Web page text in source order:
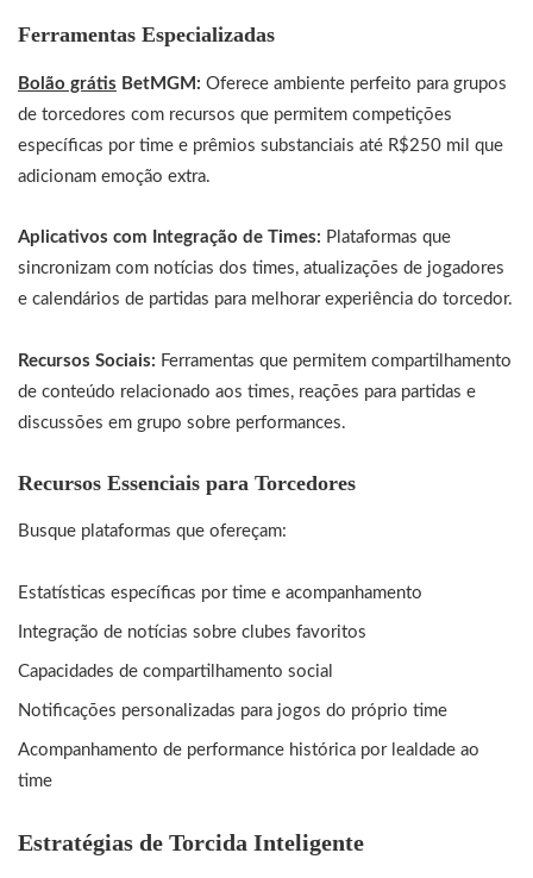
Ferramentas Especializadas
Bolão grátis BetMGM: Oferece ambiente perfeito para grupos
de torcedores com recursos que permitem competições
específicas por time e prêmios substanciais até R$250 mil que
adicionam emoção extra.
Aplicativos com Integração de Times: Plataformas que
sincronizam com notícias dos times, atualizações de jogadores
e calendários de partidas para melhorar experiência do torcedor.
Recursos Sociais: Ferramentas que permitem compartilhamento
de conteúdo relacionado aos times, reações para partidas e
discussões em grupo sobre performances.
Recursos Essenciais para Torcedores
Busque plataformas que ofereçam:
Estatísticas específicas por time e acompanhamento
Integração de notícias sobre clubes favoritos
Capacidades de compartilhamento social
Notificações personalizadas para jogos do próprio time
Acompanhamento de performance histórica por lealdade ao
time
Estratégias de Torcida Inteligente